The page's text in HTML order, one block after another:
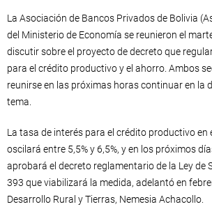
La Asociación de Bancos Privados de Bolivia
del Ministerio de Economía se reunieron el
discutir sobre el proyecto de decreto que
para el crédito productivo y el ahorro. Ambos
reunirse en las próximas horas continuar en la
tema.
La tasa de interés para el crédito productivo en
oscilará entre 5,5% y 6,5%, y en los próximos
aprobará el decreto reglamentario de la Ley de
393 que viabilizará la medida, adelantó en
Desarrollo Rural y Tierras, Nemesia Achacollo.